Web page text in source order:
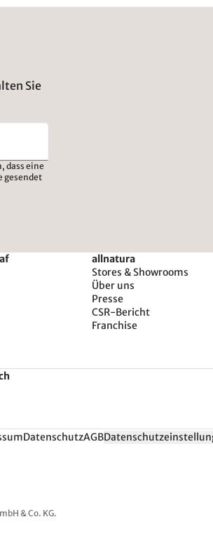
Sie
dass eine
gesendet
allnatura
Stores & Showrooms
Über uns
Presse
CSR-Bericht
Franchise
DatenschutzAGB
& Co. KG.